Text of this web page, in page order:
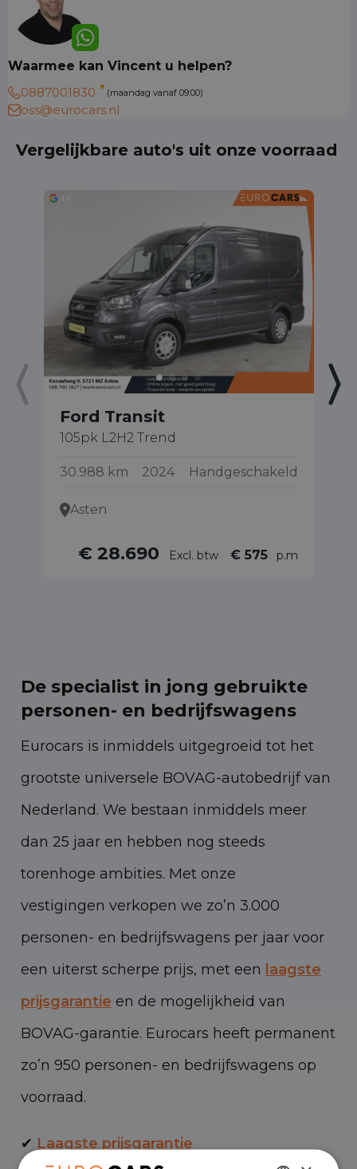
Waarmee kan Vincent u helpen?
0887001830
(maandag vanaf 09:00)
oss@eurocars.nl
Vergelijkbare auto's uit onze voorraad
Ford Transit
105pk L2H2 Trend
30.988 km 2024 Handgeschakeld
Asten
€ 28.690 Excl. btw € 575 p.m
De specialist in jong gebruikte
personen- en bedrijfswagens
Eurocars is inmiddels uitgegroeid tot het
grootste universele BOVAG-autobedrijf van
Nederland. We bestaan inmiddels meer
dan 25 jaar en hebben nog steeds
torenhoge ambities. Met onze
vestigingen verkopen we zo’n 3.000
personen- en bedrijfswagens per jaar voor
een uiterst scherpe prijs, met een laagste
prijsgarantie en de mogelijkheid van
BOVAG-garantie. Eurocars heeft permanent
zo’n 950 personen- en bedrijfswagens op
voorraad.
✔ Laagste prijsgarantie